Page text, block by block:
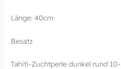
Länge: 40cm
Besatz
Tahiti-Zuchtperle dunkel rund